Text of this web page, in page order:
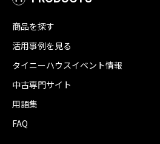
商品を探す
活用事例を見る
タイニーハウスイベント情報
中古専門サイト
用語集
FAQ